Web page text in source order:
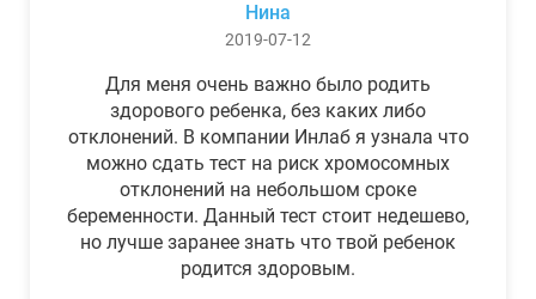
Нина
2019-07-12
Для меня очень важно было родить
здорового ребенка, без каких либо
отклонений. В компании Инлаб я узнала что
можно сдать тест на риск хромосомных
отклонений на небольшом сроке
беременности. Данный тест стоит недешево,
но лучше заранее знать что твой ребенок
родится здоровым.